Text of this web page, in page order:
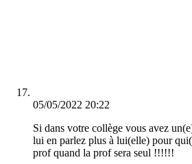
05/05/2022 20:22
Si dans votre collège vous avez
lui en parlez plus à lui(elle) pour
prof quand la prof sera seul !!!!!!